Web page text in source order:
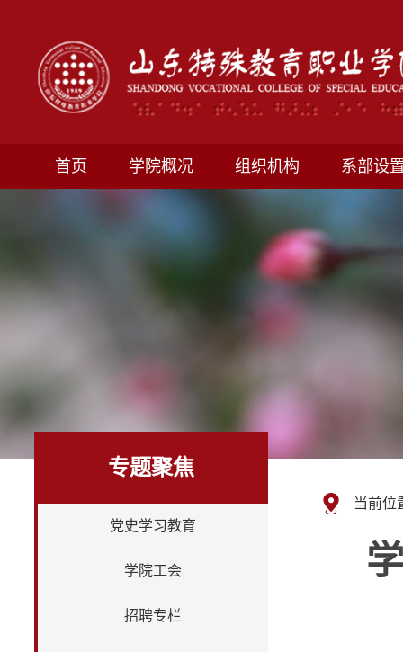
首页 学院概况 组织机构 系部设
专题聚焦
党史学习教育
学院工会
招聘专栏
当前位